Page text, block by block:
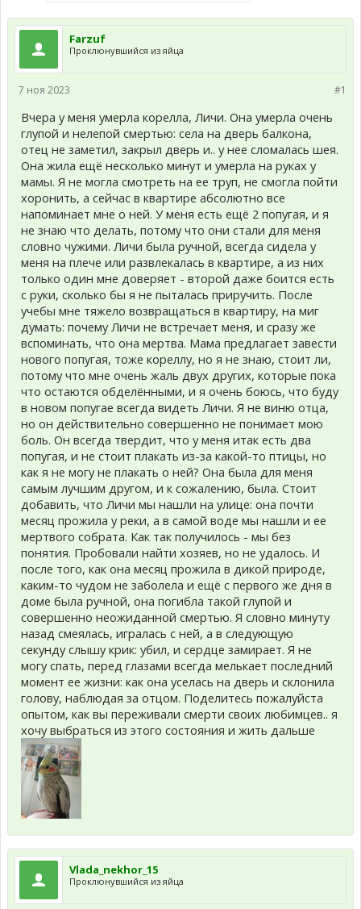
Farzuf
Проклюнувшийся из яйца
#1
7 ноя 2023
Вчера у меня умерла корелла, Личи. Она умерла очень
глупой и нелепой смертью: села на дверь балкона,
отец не заметил, закрыл дверь и.. у нее сломалась шея.
Она жила ещё несколько минут и умерла на руках у
мамы. Я не могла смотреть на ее труп, не смогла пойти
хоронить, а сейчас в квартире абсолютно все
напоминает мне о ней. У меня есть ещё 2 попугая, и я
не знаю что делать, потому что они стали для меня
словно чужими. Личи была ручной, всегда сидела у
меня на плече или развлекалась в квартире, а из них
только один мне доверяет - второй даже боится есть
с руки, сколько бы я не пыталась приручить. После
учебы мне тяжело возвращаться в квартиру, на миг
думать: почему Личи не встречает меня, и сразу же
вспоминать, что она мертва. Мама предлагает завести
нового попугая, тоже кореллу, но я не знаю, стоит ли,
потому что мне очень жаль двух других, которые пока
что остаются обделёнными, и я очень боюсь, что буду
в новом попугае всегда видеть Личи. Я не виню отца,
но он действительно совершенно не понимает мою
боль. Он всегда твердит, что у меня итак есть два
попугая, и не стоит плакать из-за какой-то птицы, но
как я не могу не плакать о ней? Она была для меня
самым лучшим другом, и к сожалению, была. Стоит
добавить, что Личи мы нашли на улице: она почти
месяц прожила у реки, а в самой воде мы нашли и ее
мертвого собрата. Как так получилось - мы без
понятия. Пробовали найти хозяев, но не удалось. И
после того, как она месяц прожила в дикой природе,
каким-то чудом не заболела и ещё с первого же дня в
доме была ручной, она погибла такой глупой и
совершенно неожиданной смертью. Я словно минуту
назад смеялась, игралась с ней, а в следующую
секунду слышу крик: убил, и сердце замирает. Я не
могу спать, перед глазами всегда мелькает последний
момент ее жизни: как она уселась на дверь и склонила
голову, наблюдая за отцом. Поделитесь пожалуйста
опытом, как вы переживали смерти своих любимцев.. я
хочу выбраться из этого состояния и жить дальше
Vlada_nekhor_15
Проклюнувшийся из яйца